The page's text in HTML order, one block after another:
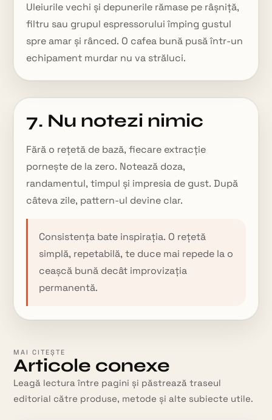
Uleiurile vechi și depunerile rămase pe râșniță,
filtru sau grupul espressorului împing gustul
spre amar și rânced. O cafea bună pusă într-un
echipament murdar nu va străluci.
7. Nu notezi nimic
Fără o rețetă de bază, fiecare extracție
pornește de la zero. Notează doza,
randamentul, timpul și impresia de gust. După
câteva zile, pattern-ul devine clar.
Consistența bate inspirația. O rețetă
simplă, repetabilă, te duce mai repede la o
ceașcă bună decât improvizația
permanentă.
MAI CITEȘTE
Articole conexe
Leagă lectura între pagini și păstrează traseul
editorial către produse, metode și alte subiecte utile.